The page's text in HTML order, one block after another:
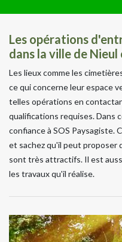
Les opérations
dans la ville de
Les lieux comme les
ce qui concerne leur espace
telles opérations en
qualifications requises. Dans
confiance à SOS Paysagiste.
et sachez qu'il peut proposer
sont très attractifs. Il est
les travaux qu'il réalise.